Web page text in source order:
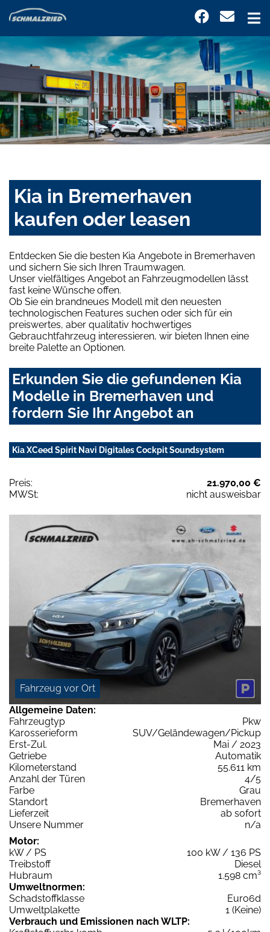
Kia in Bremerhaven
kaufen oder leasen
Entdecken Sie die besten Kia Angebote in Bremerhaven
und sichern Sie sich Ihren Traumwagen.
Unser vielfältiges Angebot an Fahrzeugmodellen lässt
fast keine Wünsche offen.
Ob Sie ein brandneues Modell mit den neuesten
technologischen Features suchen oder sich für ein
preiswertes, aber qualitativ hochwertiges
Gebrauchtfahrzeug interessieren, wir bieten Ihnen eine
breite Palette an Optionen.
Erkunden Sie die gefundenen Kia
Modelle in Bremerhaven und
fordern Sie Ihr Angebot an
Kia XCeed Spirit Navi Digitales Cockpit Soundsystem
Preis:
21.970,00 €
MWSt:
nicht ausweisbar
Fahrzeug vor Ort
Allgemeine Daten:
Fahrzeugtyp
Pkw
Karosserieform
SUV/Geländewagen/Pickup
Erst-Zul.
Mai / 2023
Getriebe
Automatik
Kilometerstand
55.611 km
Anzahl der Türen
4/5
Farbe
Grau
Standort
Bremerhaven
Lieferzeit
ab sofort
Unsere Nummer
n/a
Motor:
kW / PS
100 kW / 136 PS
Treibstoff
Diesel
Hubraum
1.598 cm³
Umweltnormen:
Schadstoffklasse
Euro6d
Umweltplakette
1 (Keine)
Verbrauch und Emissionen nach WLTP: